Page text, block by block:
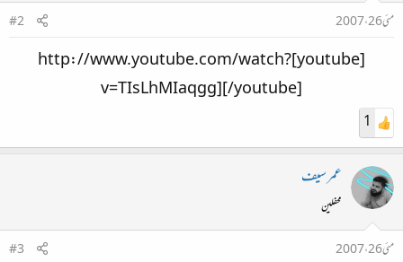
مئی 26، 2007
#2
[youtube]http://www.youtube.com/watch?
v=TIsLhMIaqgg][/youtube]​
1
عمر سیف
محفلین
مئی 26، 2007
#3